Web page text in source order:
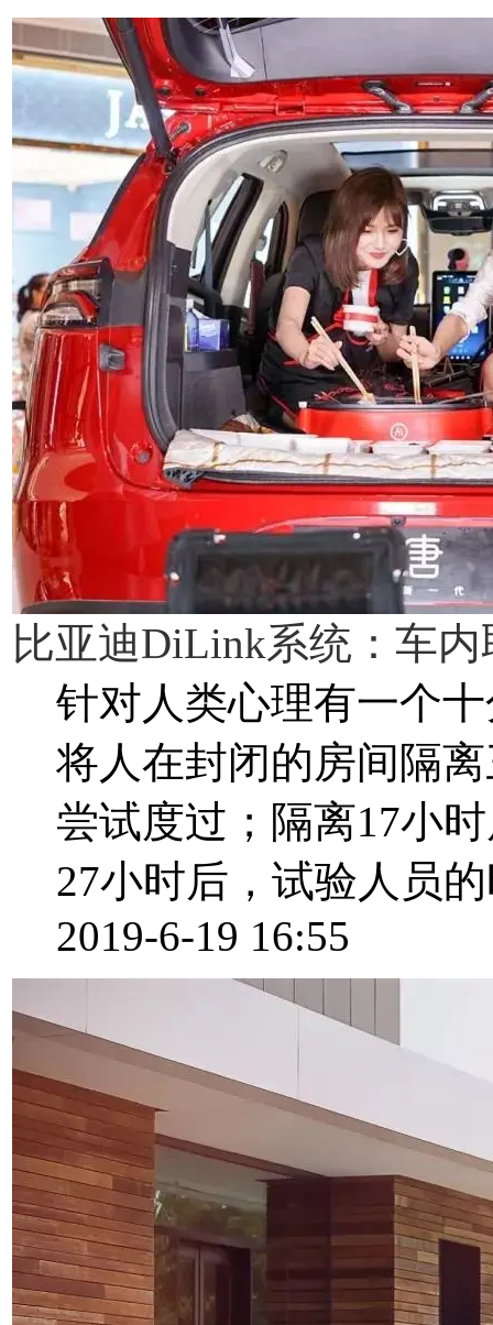
比亚迪DiLink系统：车
针对人类心理有一个
将人在封闭的房间隔
尝试度过；隔离17小
27小时后，试验人员
2019-6-19 16:55